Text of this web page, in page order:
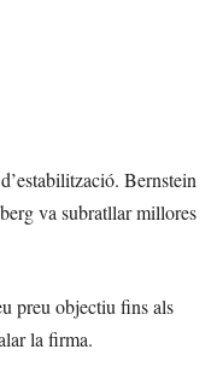
Bernstein
va subratllar millores
preu objectiu fins als
la firma.